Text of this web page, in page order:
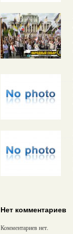
Нет комментариев
Комментариев нет.